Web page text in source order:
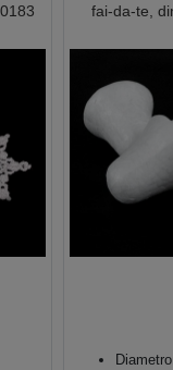
fai-da-te,